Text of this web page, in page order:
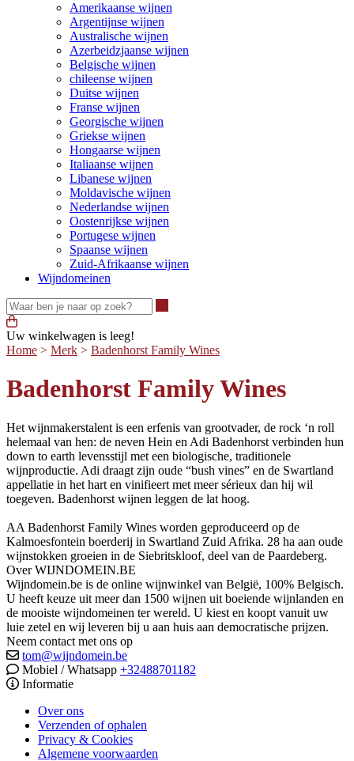
Amerikaanse wijnen
Argentijnse wijnen
Australische wijnen
Azerbeidzjaanse wijnen
Belgische wijnen
chileense wijnen
Duitse wijnen
Franse wijnen
Georgische wijnen
Griekse wijnen
Hongaarse wijnen
Italiaanse wijnen
Libanese wijnen
Moldavische wijnen
Nederlandse wijnen
Oostenrijkse wijnen
Portugese wijnen
Spaanse wijnen
Zuid-Afrikaanse wijnen
Wijndomeinen
Uw winkelwagen is leeg!
Home > Merk > Badenhorst Family Wines
Badenhorst Family Wines
Het wijnmakerstalent is een erfenis van grootvader, de rock ‘n roll
helemaal van hen: de neven Hein en Adi Badenhorst verbinden hun
down to earth levensstijl met een biologische, traditionele
wijnproductie. Adi draagt zijn oude “bush vines” en de Swartland
appellatie in het hart en vinifieert met meer sérieux dan hij wil
toegeven. Badenhorst wijnen leggen de lat hoog.
AA Badenhorst Family Wines worden geproduceerd op de
Kalmoesfontein boerderij in Swartland Zuid Afrika. 28 ha aan oude
wijnstokken groeien in de Siebritskloof, deel van de Paardeberg.
Over WIJNDOMEIN.BE
Wijndomein.be is de online wijnwinkel van België, 100% Belgisch.
U heeft keuze uit meer dan 1500 wijnen uit boeiende wijnlanden en
de mooiste wijndomeinen ter wereld. U kiest en koopt vanuit uw
luie zetel en wij leveren bij u aan huis aan democratische prijzen.
Neem contact met ons op
tom@wijndomein.be
Mobiel / Whatsapp +32488701182
Informatie
Over ons
Verzenden of ophalen
Privacy & Cookies
Algemene voorwaarden